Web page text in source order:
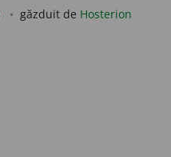
găzduit de Hosterion